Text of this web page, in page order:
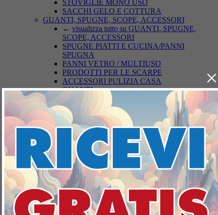
STOVIGLIE MONO USO
SACCHI GELO E COTTURA
GUANTI, SPUGNE, SCOPE, ACCESSORI
← visualizza tutto su GUANTI, SPUGNE,
SCOPE, ACCESSORI
SPUGNE PIATTI E CUCINA/PANNI
SPUGNA
PANNI VETRO / MULTIUSO
PRODOTTI PER LE SCARPE
ACCESSORI PULIZIA CASA
GUANTI
SCOPE / PANNI E ACCESSORI PAVIMENTI
DEODORANTI/ANTIODORE AMBIENTI
← visualizza tutto su
DEODORANTI/ANTIODORE AMBIENTI
ASSORBIUMIDITA'
DEODORANTI AZIONE CONTINUA
DEODORANTE AZIONE ISTANTANEA
INSETTICIDI
← visualizza tutto su INSETTICIDI
INSETTOREPELLENTI/DOPO PUNTURA
ACARICIDI
INSETTICIDI VOLANTI
INSETTICIDI STRISCIANTI
TOPICIDA
×